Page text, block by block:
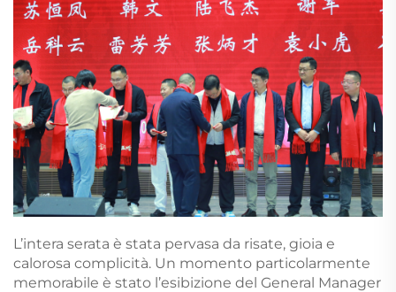
L’intera serata è stata pervasa da risate, gioia e
calorosa complicità. Un momento particolarmente
memorabile è stato l’esibizione del General Manager